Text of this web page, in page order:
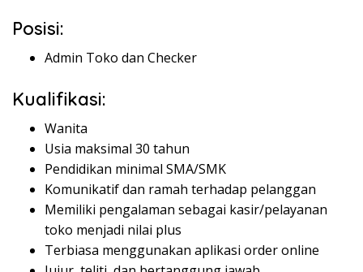
Posisi:
Admin Toko dan Checker
Kualifikasi:
Wanita
Usia maksimal 30 tahun
Pendidikan minimal SMA/SMK
Komunikatif dan ramah terhadap pelanggan
Memiliki pengalaman sebagai kasir/pelayanan
toko menjadi nilai plus
Terbiasa menggunakan aplikasi order online